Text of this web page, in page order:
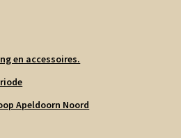
en accessoires.
Apeldoorn Noord